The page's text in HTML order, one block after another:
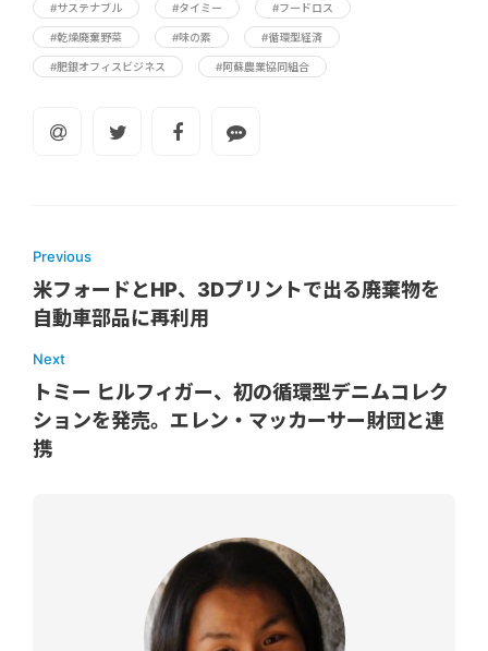
#サステナブル #タイミー #フードロス
#乾燥廃棄野菜 #味の素 #循環型経済
#肥銀オフィスビジネス #阿蘇農業協同組合
Previous
米フォードとHP、3Dプリントで出る廃棄物を
自動車部品に再利用
Next
トミー ヒルフィガー、初の循環型デニムコレク
ションを発売。エレン・マッカーサー財団と連
携